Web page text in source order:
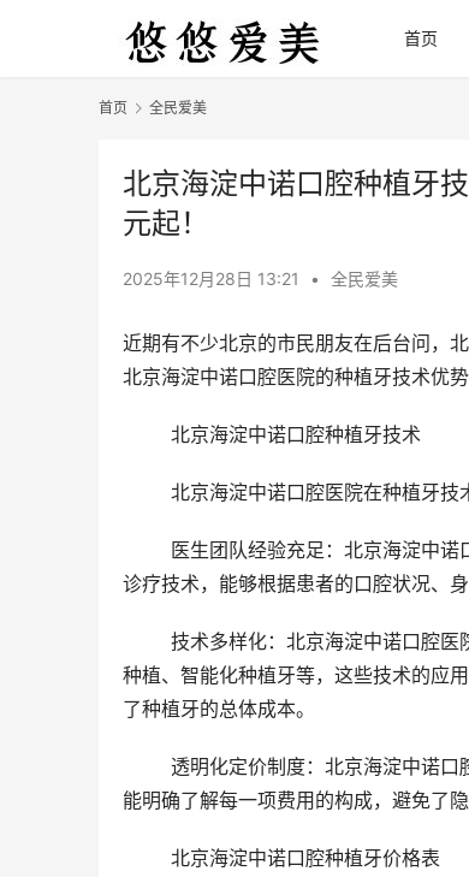
首页
首页 全民爱美
北京海淀中诺口腔种植牙
元起！
2025年12月28日 13:21 • 全民爱美
近期有不少北京的市民朋友在后台问，
北京海淀中诺口腔医院的种植牙技术优
	北京海淀中诺口腔种植牙技术
北京海淀中诺口腔医院在种植牙
诊疗技术，能够根据患者的口腔状况、
种植、智能化种植牙等，这些技术的应
了种植牙的总体成本。
能明确了解每一项费用的构成，避免了
	北京海淀中诺口腔种植牙价格表